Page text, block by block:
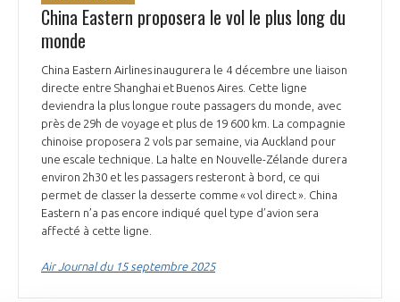
China Eastern proposera le vol le plus long du
monde
China Eastern Airlines inaugurera le 4 décembre une liaison
directe entre Shanghai et Buenos Aires. Cette ligne
deviendra la plus longue route passagers du monde, avec
près de 29h de voyage et plus de 19 600 km. La compagnie
chinoise proposera 2 vols par semaine, via Auckland pour
une escale technique. La halte en Nouvelle-Zélande durera
environ 2h30 et les passagers resteront à bord, ce qui
permet de classer la desserte comme « vol direct ». China
Eastern n’a pas encore indiqué quel type d’avion sera
affecté à cette ligne.
Air Journal du 15 septembre 2025